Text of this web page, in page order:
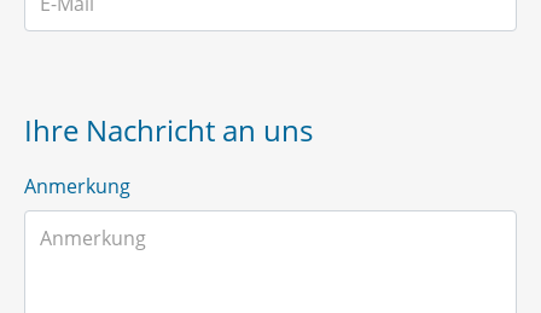
Ihre Nachricht an uns
Anmerkung